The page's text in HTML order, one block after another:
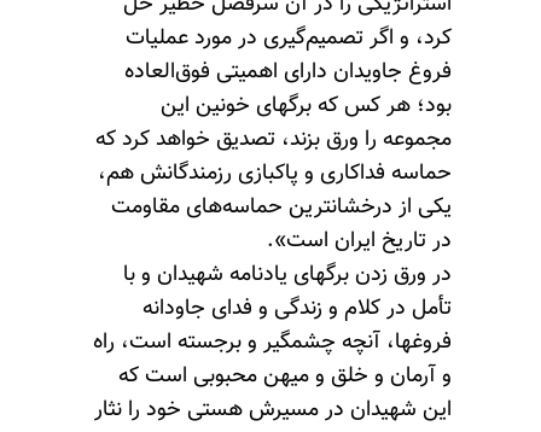
کرد، و اگر تصمیم‌گیری در مورد عملیات
فروغ جاویدان دارای اهمیتی فوق‌العاده
بود؛ هر‌ کس که برگهای خونین این
مجموعه را ورق بزند، تصدیق خواهد کرد که
حماسه فداکاری و پاکبازی رزمندگانش هم،
یکی از درخشانترین حماسه‌های مقاومت
در تاریخ ایران است».
در ورق زدن برگهای یادنامه شهیدان و با
تأمل در کلام و زندگی و فدای جاودانه‌
فروغها، آنچه چشمگیر و برجسته است، راه
و آرمان و خلق و میهن محبوبی است که
این شهیدان در مسیرش هستی خود را نثار